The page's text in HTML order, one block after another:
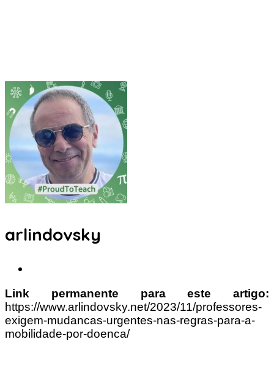
arlindovsky
Link permanente para este artigo:
https://www.arlindovsky.net/2023/11/professores-
exigem-mudancas-urgentes-nas-regras-para-a-
mobilidade-por-doenca/